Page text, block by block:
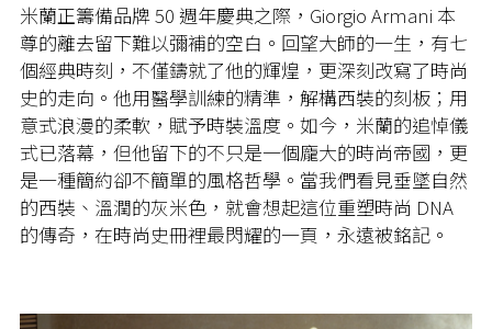
米蘭正籌備品牌 50 週年慶典之際，Giorgio Armani 本
尊的離去留下難以彌補的空白。回望大師的一生，有七
個經典時刻，不僅鑄就了他的輝煌，更深刻改寫了時尚
史的走向。他用醫學訓練的精準，解構西裝的刻板；用
意式浪漫的柔軟，賦予時裝溫度。如今，米蘭的追悼儀
式已落幕，但他留下的不只是一個龐大的時尚帝國，更
是一種簡約卻不簡單的風格哲學。當我們看見垂墜自然
的西裝、溫潤的灰米色，就會想起這位重塑時尚 DNA
的傳奇，在時尚史冊裡最閃耀的一頁，永遠被銘記。